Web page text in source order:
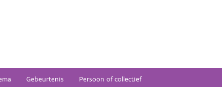
Gebeurtenis Persoon of collectief